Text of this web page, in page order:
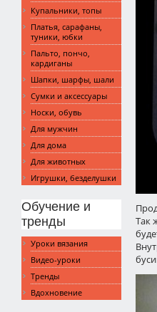
Купальники, топы
Платья, сарафаны,
туники, юбки
Пальто, пончо,
кардиганы
Шапки, шарфы, шали
Сумки и аксессуары
Носки, обувь
Для мужчин
Для дома
Для животных
Игрушки, безделушки
Обучение и
тренды
Уроки вязания
Видео-уроки
Тренды
Вдохновение
Так